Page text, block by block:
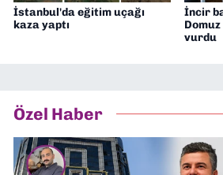
İstanbul'da eğitim uçağı
kaza yaptı
İncir
Domuz
vurdu
Özel Haber